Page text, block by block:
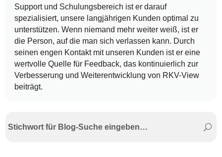
Support und Schulungsbereich ist er darauf
spezialisiert, unsere langjährigen Kunden optimal zu
unterstützen. Wenn niemand mehr weiter weiß, ist er
die Person, auf die man sich verlassen kann. Durch
seinen engen Kontakt mit unseren Kunden ist er eine
wertvolle Quelle für Feedback, das kontinuierlich zur
Verbesserung und Weiterentwicklung von RKV-View
beiträgt.